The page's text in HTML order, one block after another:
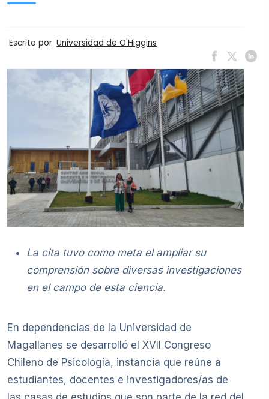
Escrito por Universidad de O'Higgins
La cita tuvo como meta el ampliar su
comprensión sobre diversas investigaciones
en el campo de esta ciencia.
En dependencias de la Universidad de
Magallanes se desarrolló el XVII Congreso
Chileno de Psicología, instancia que reúne a
estudiantes, docentes e investigadores/as de